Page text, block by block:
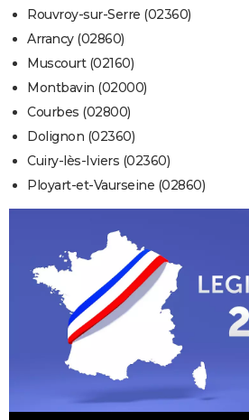
Rouvroy-sur-Serre (02360)
Arrancy (02860)
Muscourt (02160)
Montbavin (02000)
Courbes (02800)
Dolignon (02360)
Cuiry-lès-Iviers (02360)
Ployart-et-Vaurseine (02860)